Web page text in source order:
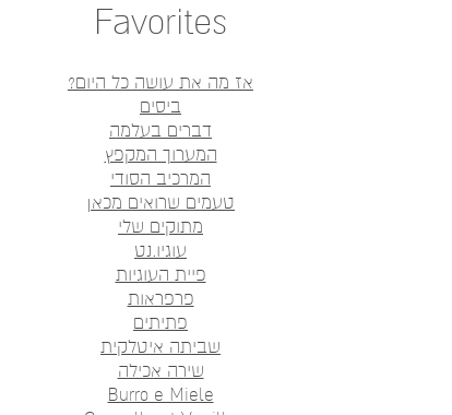
Favorites
אז מה את עושה כל היום?
ביסים
דברים בעלמה
המערוך המקפץ
המרכיב הסודי
טעמים שרואים מכאן
מתוקים שלי
עוגיו.נט
פיית העוגיות
פרפראות
פתיתים
שביתה איטלקית
שירה אכילה
Burro e Miele